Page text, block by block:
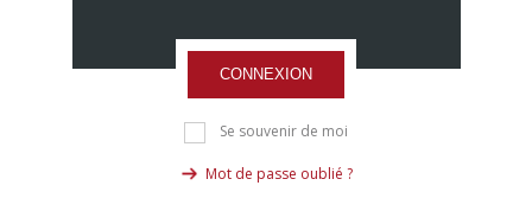
CONNEXION
Se souvenir de moi
Mot de passe oublié ?